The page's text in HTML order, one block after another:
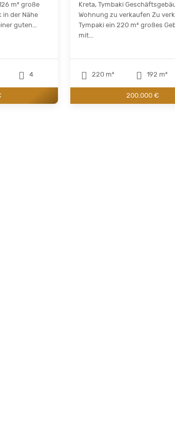
m² große
in der Nähe
guten...
4
Kreta, Tymbaki
Wohnung zu verkaufen Zu
Tympaki ein 220 m² großes
mit...
220 m² 192 m²
200.000 €